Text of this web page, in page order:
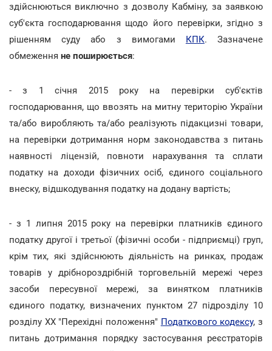
здійснюються виключно з дозволу Кабміну, за заявкою
суб'єкта господарювання щодо його перевірки, згідно з
рішенням суду або з вимогами КПК. Зазначене
обмеження не поширюється:
- з 1 січня 2015 року на перевірки суб'єктів
господарювання, що ввозять на митну територію України
та/або виробляють та/або реалізують підакцизні товари,
на перевірки дотримання норм законодавства з питань
наявності ліцензій, повноти нарахування та сплати
податку на доходи фізичних осіб, єдиного соціального
внеску, відшкодування податку на додану вартість;
- з 1 липня 2015 року на перевірки платників єдиного
податку другої і третьої (фізичні особи - підприємці) груп,
крім тих, які здійснюють діяльність на ринках, продаж
товарів у дрібнороздрібній торговельній мережі через
засоби пересувної мережі, за винятком платників
єдиного податку, визначених пунктом 27 підрозділу 10
розділу XX "Перехідні положення" Податкового кодексу, з
питань дотримання порядку застосування реєстраторів